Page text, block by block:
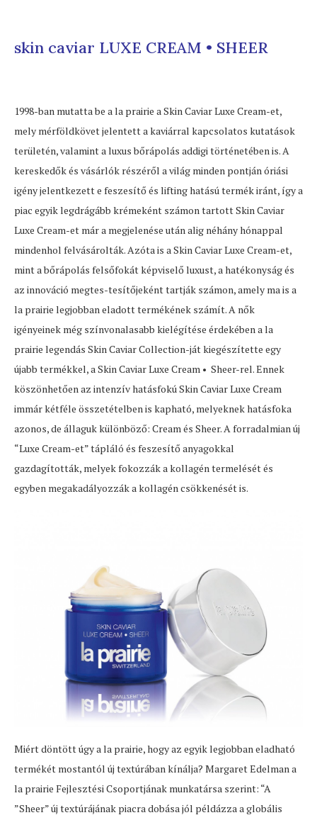
skin caviar LUXE CREAM • SHEER
1998-ban mutatta be a la prairie a Skin Caviar Luxe Cream-et,
mely mérföldkövet jelentett a kaviárral kapcsolatos kutatások
területén, valamint a luxus bőrápolás addigi történetében is. A
kereskedők és vásárlók részéről a világ minden pontján óriási
igény jelentkezett e feszesítő és lifting hatású termék iránt, így a
piac egyik legdrágább krémeként számon tartott Skin Caviar
Luxe Cream-et már a megjelenése után alig néhány hónappal
mindenhol felvásárolták. Azóta is a Skin Caviar Luxe Cream-et,
mint a bőrápolás felsőfokát képviselő luxust, a hatékonyság és
az innováció megtes-tesítőjeként tartják számon, amely ma is a
la prairie legjobban eladott termékének számít. A nők
igényeinek még színvonalasabb kielégítése érdekében a la
prairie legendás Skin Caviar Collection-ját kiegészítette egy
újabb termékkel, a Skin Caviar Luxe Cream • Sheer-rel. Ennek
köszönhetően az intenzív hatásfokú Skin Caviar Luxe Cream
immár kétféle összetételben is kapható, melyeknek hatásfoka
azonos, de állaguk különböző: Cream és Sheer. A forradalmian új
“Luxe Cream-et” tápláló és feszesítő anyagokkal
gazdagították, melyek fokozzák a kollagén termelését és
egyben megakadályozzák a kollagén csökkenését is.
Miért döntött úgy a la prairie, hogy az egyik legjobban eladható
termékét mostantól új textúrában kínálja? Margaret Edelman a
la prairie Fejlesztési Csoportjának munkatársa szerint: “A
”Sheer” új textúrájának piacra dobása jól példázza a globális